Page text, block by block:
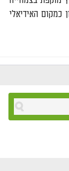
כמקום האידיאלי